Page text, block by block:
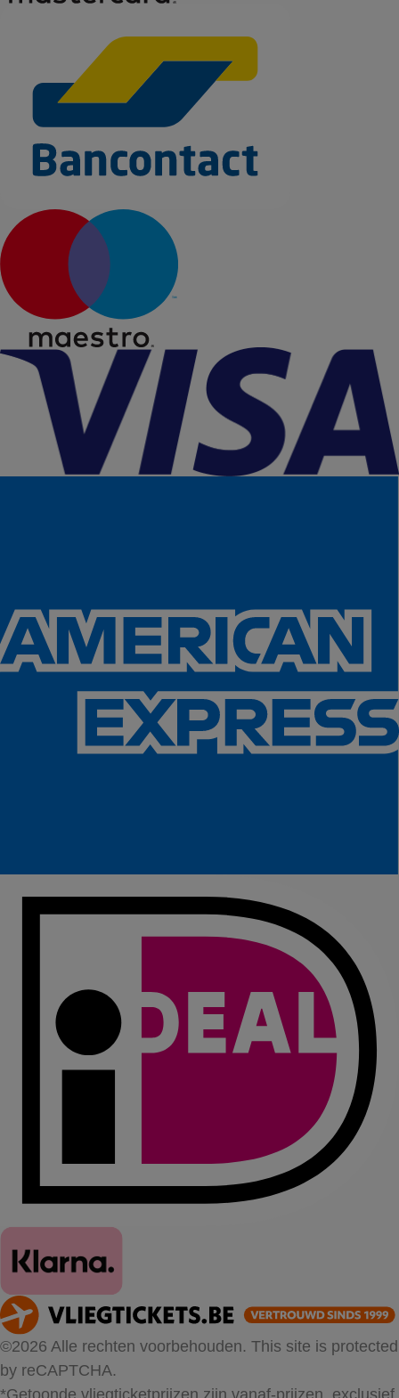
©2026 Alle rechten voorbehouden. This site is protected
by reCAPTCHA.
*Getoonde vliegticketprijzen zijn vanaf-prijzen, exclusief